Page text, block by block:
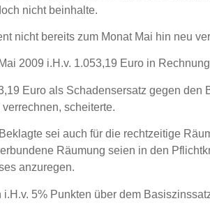
nicht beinhalte.
nicht bereits zum Monat Mai hin neu
2009 i.H.v. 1.053,19 Euro in
Euro als Schadensersatz gegen den
scheiterte.
sei auch für die rechtzeitige
Räumung seien in den
anzuregen.
5% Punkten über dem